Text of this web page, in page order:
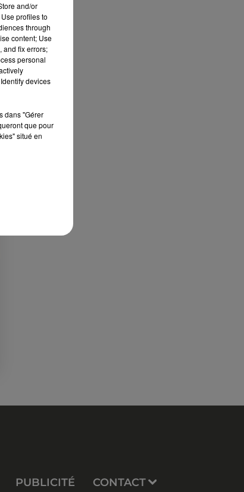
PUBLICITÉ CONTACT
and/or
profiles to
through
content; Use
and fix errors;
personal
devices
dans "Gérer
que pour
situé en